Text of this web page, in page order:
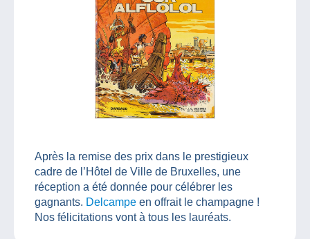
Après la remise des prix dans le prestigieux
cadre de l’Hôtel de Ville de Bruxelles, une
réception a été donnée pour célébrer les
gagnants. Delcampe en offrait le champagne !
Nos félicitations vont à tous les lauréats.